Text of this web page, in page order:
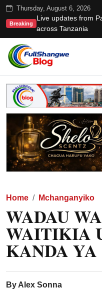
Thursday, August 6, 2026
Breaking
Live updates from
across Tanzania
Home Mchanganyiko
WADAU
WAITIKIA
KANDA
By Alex Sonna